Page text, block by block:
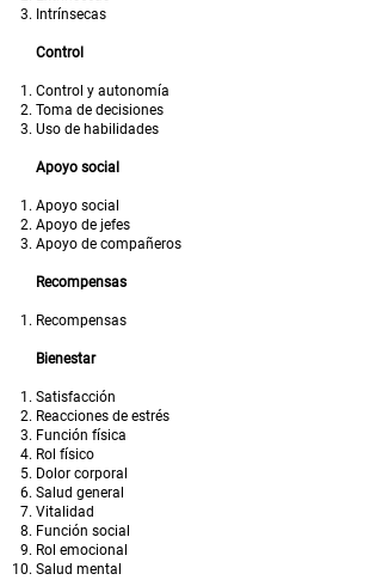
Intrínsecas
Control
Control y autonomía
Toma de decisiones
Uso de habilidades
Apoyo social
Apoyo social
Apoyo de jefes
Apoyo de compañeros
Recompensas
Recompensas
Bienestar
Satisfacción
Reacciones de estrés
Función física
Rol físico
Dolor corporal
Salud general
Vitalidad
Función social
Rol emocional
Salud mental